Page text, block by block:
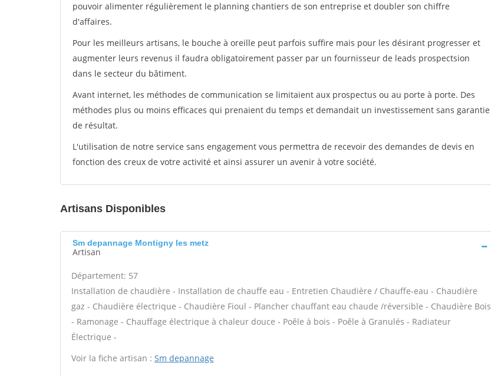
pouvoir alimenter régulièrement le planning chantiers de son entreprise et doubler son chiffre
d'affaires.
Pour les meilleurs artisans, le bouche à oreille peut parfois suffire mais pour les désirant progresser et
augmenter leurs revenus il faudra obligatoirement passer par un fournisseur de leads prospectsion
dans le secteur du bâtiment.
Avant internet, les méthodes de communication se limitaient aux prospectus ou au porte à porte. Des
méthodes plus ou moins efficaces qui prenaient du temps et demandait un investissement sans garantie
de résultat.
L'utilisation de notre service sans engagement vous permettra de recevoir des demandes de devis en
fonction des creux de votre activité et ainsi assurer un avenir à votre société.
Artisans Disponibles
Sm depannage Montigny les metz
Artisan
Département: 57
Installation de chaudière - Installation de chauffe eau - Entretien Chaudière / Chauffe-eau - Chaudière
gaz - Chaudière électrique - Chaudière Fioul - Plancher chauffant eau chaude /réversible - Chaudière Bois
- Ramonage - Chauffage électrique à chaleur douce - Poêle à bois - Poêle à Granulés - Radiateur
Électrique -
Voir la fiche artisan : Sm depannage